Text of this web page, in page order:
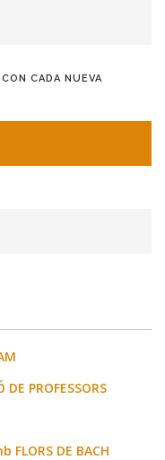
CADA NUEVA
DE PROFESSORS
DE BACH